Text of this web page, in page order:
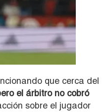
que cerca del
el árbitro no cobró
sobre el jugador